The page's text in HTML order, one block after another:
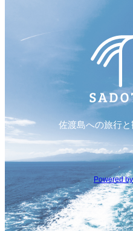
佐渡島への旅行
Powered